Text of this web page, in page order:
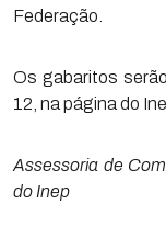
Federação.
Os gabaritos
12, na página do
Assessoria de
do Inep